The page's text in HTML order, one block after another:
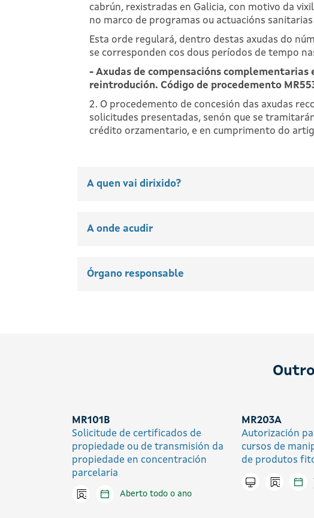
cabrún, rexistradas en Galicia, con motivo da
no marco de programas ou actuacións
Esta orde regulará, dentro destas axudas do
se corresponden cos dous períodos de tempo
- Axudas de compensacións
reintrodución. Código de procedemento
2. O procedemento de concesión das axudas
solicitudes presentadas, senón que se
crédito orzamentario, e en cumprimento do
A quen vai dirixido?
A onde acudir
Órgano responsable
MR101B
Solicitude de certificados de
propiedade ou de transmisión da
propiedade en concentración
parcelaria
Icono presencialAberto todo o ano
MR203A
Autorización
cursos de
de produtos
Tramitar en
Icono